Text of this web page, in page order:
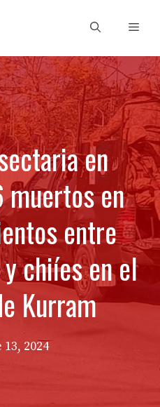
en
muertos en
entre
chiíes en el
Kurram
2024